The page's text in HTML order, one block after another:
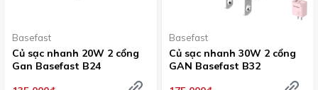
Basefast
Củ sạc nhanh 20W 2 cổng
Gan Basefast B24
Basefast
Củ sạc nhanh 30W 2 cổng
GAN Basefast B32